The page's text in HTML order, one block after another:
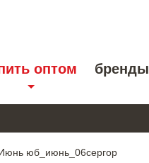
оптом бренды
юб_июнь_06сергор